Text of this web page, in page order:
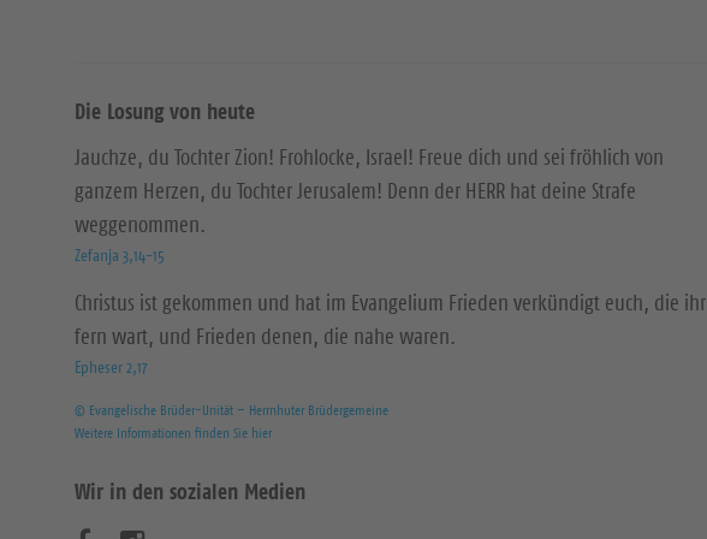
Die Losung von heute
Jauchze, du Tochter Zion! Frohlocke, Israel! Freue dich und sei fröhlich von
ganzem Herzen, du Tochter Jerusalem! Denn der HERR hat deine Strafe
weggenommen.
Zefanja 3,14-15
Christus ist gekommen und hat im Evangelium Frieden verkündigt euch, die ihr
fern wart, und Frieden denen, die nahe waren.
Epheser 2,17
© Evangelische Brüder-Unität – Herrnhuter Brüdergemeine
Weitere Informationen finden Sie hier
Wir in den sozialen Medien